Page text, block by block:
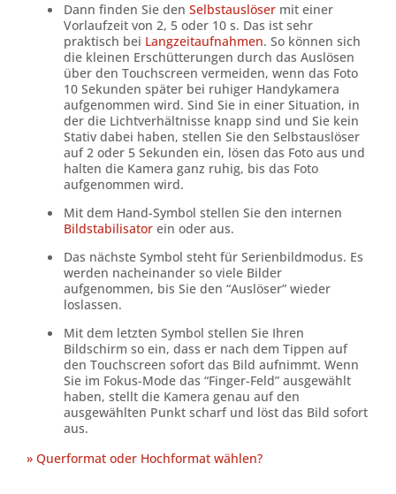
Dann finden Sie den Selbstauslöser mit einer
Vorlaufzeit von 2, 5 oder 10 s. Das ist sehr
praktisch bei Langzeitaufnahmen. So können sich
die kleinen Erschütterungen durch das Auslösen
über den Touchscreen vermeiden, wenn das Foto
10 Sekunden später bei ruhiger Handykamera
aufgenommen wird. Sind Sie in einer Situation, in
der die Lichtverhältnisse knapp sind und Sie kein
Stativ dabei haben, stellen Sie den Selbstauslöser
auf 2 oder 5 Sekunden ein, lösen das Foto aus und
halten die Kamera ganz ruhig, bis das Foto
aufgenommen wird.
Mit dem Hand-Symbol stellen Sie den internen
Bildstabilisator ein oder aus.
Das nächste Symbol steht für Serienbildmodus. Es
werden nacheinander so viele Bilder
aufgenommen, bis Sie den “Auslöser” wieder
loslassen.
Mit dem letzten Symbol stellen Sie Ihren
Bildschirm so ein, dass er nach dem Tippen auf
den Touchscreen sofort das Bild aufnimmt. Wenn
Sie im Fokus-Mode das “Finger-Feld” ausgewählt
haben, stellt die Kamera genau auf den
ausgewählten Punkt scharf und löst das Bild sofort
aus.
» Querformat oder Hochformat wählen?